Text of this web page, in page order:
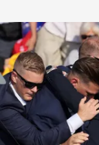
Caos en la
Donald Trump
Redacción
09 AGO
Las